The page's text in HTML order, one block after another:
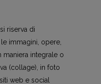
riserva di
immagini, opere,
maniera integrale o
(collage), in foto
web e social